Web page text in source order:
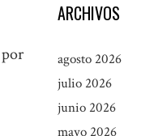
ARCHIVOS
agosto 2026
julio 2026
junio 2026
mayo 2026